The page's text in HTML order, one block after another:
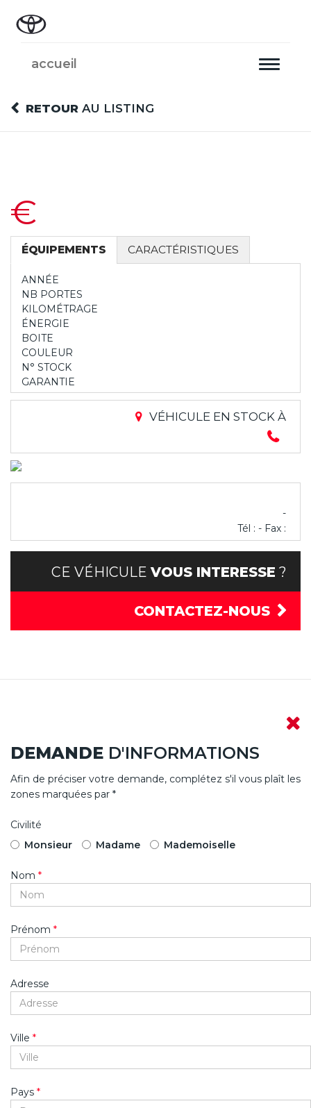
Toggle
accueil
RETOUR AU LISTING
€
ÉQUIPEMENTS CARACTÉRISTIQUES
ANNÉE
NB PORTES
KILOMÉTRAGE
ÉNERGIE
BOITE
COULEUR
N° STOCK
GARANTIE
VÉHICULE EN STOCK À
-
Tél : - Fax :
CE VÉHICULE VOUS INTERESSE ?
CONTACTEZ-NOUS
DEMANDE D'INFORMATIONS
Afin de préciser votre demande, complétez s'il vous plaît les
zones marquées par *
Civilité
Monsieur
Madame Mademoiselle
Nom *
Prénom *
Adresse
Ville *
Pays *